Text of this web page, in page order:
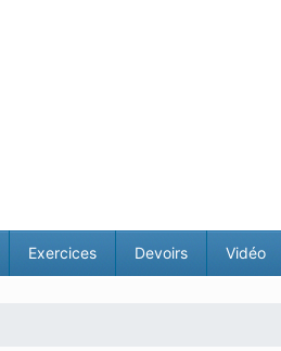
Exercices Devoirs Vidéo